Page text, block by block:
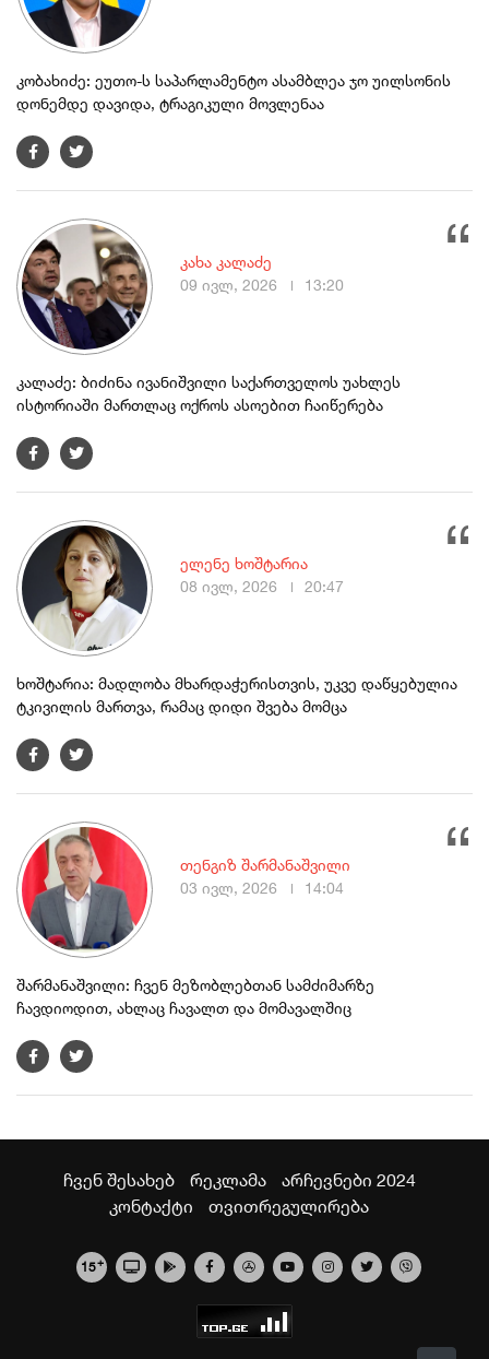
კობახიძე: ეუთო-ს საპარლამენტო ასამბლეა ჯო უილსონის
დონემდე დავიდა, ტრაგიკული მოვლენაა
კალაძე: ბიძინა ივანიშვილი საქართველოს უახლეს
ისტორიაში მართლაც ოქროს ასოებით ჩაიწერება
კახა კალაძე
09 ივლ, 2026
13:20
ხოშტარია: მადლობა მხარდაჭერისთვის, უკვე დაწყებულია
ტკივილის მართვა, რამაც დიდი შვება მომცა
ელენე ხოშტარია
08 ივლ, 2026
20:47
შარმანაშვილი: ჩვენ მეზობლებთან სამძიმარზე
ჩავდიოდით, ახლაც ჩავალთ და მომავალშიც
თენგიზ შარმანაშვილი
03 ივლ, 2026
14:04
ჩვენ შესახებ რეკლამა
არჩევნები 2024
კონტაქტი
თვითრეგულირება
15+